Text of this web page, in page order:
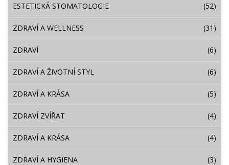
ESTETICKÁ STOMATOLOGIE (52)
ZDRAVÍ A WELLNESS (31)
ZDRAVÍ (6)
ZDRAVÍ A ŽIVOTNÍ STYL (6)
ZDRAVÍ A KRÁSA (5)
ZDRAVÍ ZVÍŘAT (4)
ZDRAVÍ A KRÁSA (4)
ZDRAVÍ A HYGIENA (3)